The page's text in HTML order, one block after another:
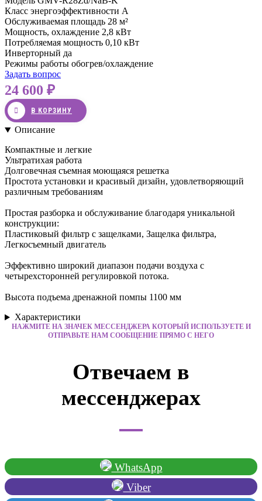
Класс энергоэффективности A
Обслуживаемая площадь 28 м²
Мощность, охлаждение 2,8 кВт
Потребляемая мощность 0,10 кВт
Инверторный да
Режимы работы обогрев/охлаждение
Задать вопрос
24 600
В КОРЗИНУ
Описание
Компактные и легкие
Ультратихая работа
Долговечная съемная моющаяся решетка
Простота установки и красивый дизайн, удовлетворяющий
различным требованиям
Простая разборка и обслуживание благодаря уникальной
конструкции:
Пластиковый фильтр с защелками, Защелка фильтра,
Легкосъемный двигатель
Эффективно широкий диапазон подачи воздуха с
четырехсторонней регулировкой потока.
Высота подъема дренажной помпы 1100 мм
Характеристики
НАЖМИТЕ НА ЗНАЧЕК МЕССЕНДЖЕРА КОТОРЫЙ ИСПОЛЬЗУЕТЕ И
ОТПРАВЬТЕ НАМ СООБЩЕНИЕ ПРЯМО С НЕГО
Отвечаем в
мессенджерах
WhatsApp
Viber